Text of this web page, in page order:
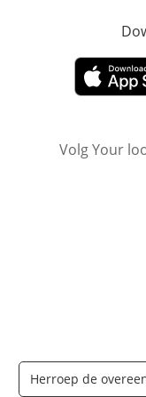
Opent in
Volg Your
Herroep de